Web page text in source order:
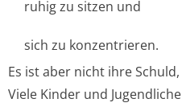
ruhig zu sitzen und
sich zu konzentrieren.
Es ist aber nicht ihre
Viele Kinder und